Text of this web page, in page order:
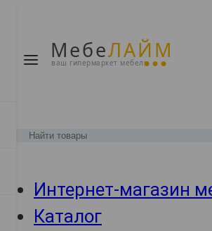
МебеЛАЙМ
ваш гипермаркет мебели
Интернет-магазин
Каталог